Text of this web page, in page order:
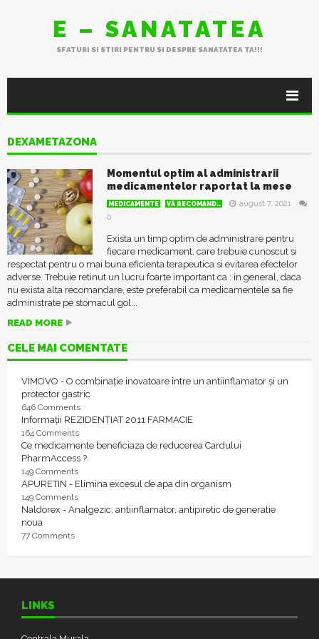
E – SANATATEA
SFATURI SI STIRI PENTRU SI DESPRE SANATATEA TA!!!
DEXAMETAZONA
Momentul optim al administrarii
medicamentelor raportat la mese
MEDICAMENTE VĂ RECOMAND..
august 7, 2021
0
Exista un timp optim de administrare pentru
fiecare medicament, care trebuie cunoscut si
respectat pentru o mai buna eficienta terapeutica si evitarea efectelor
adverse. Trebuie retinut un lucru foarte important ca : in general, daca
nu exista alta recomandare, este preferabil ca medicamentele sa fie
administrate pe stomacul gol...
READ MORE
CELE MAI COMENTATE
VIMOVO - O combinație inovatoare între un antiinflamator și un
protector gastric
646 Comments
Informații REZIDENȚIAT 2011 FARMACIE
164 Comments
Ce medicamente beneficiaza de reducerea Cardului
PharmAccess ?
149 Comments
APURETIN - Elimina excesul de apa din organism
149 Comments
Naldorex - Analgezic, antiinflamator, antipiretic de generatie
noua
77 Comments
LINKS